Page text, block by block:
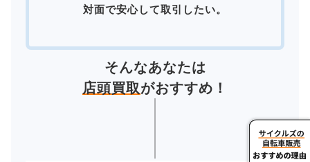
対面で安心して取引したい。
そんなあなたは
店頭買取がおすすめ！